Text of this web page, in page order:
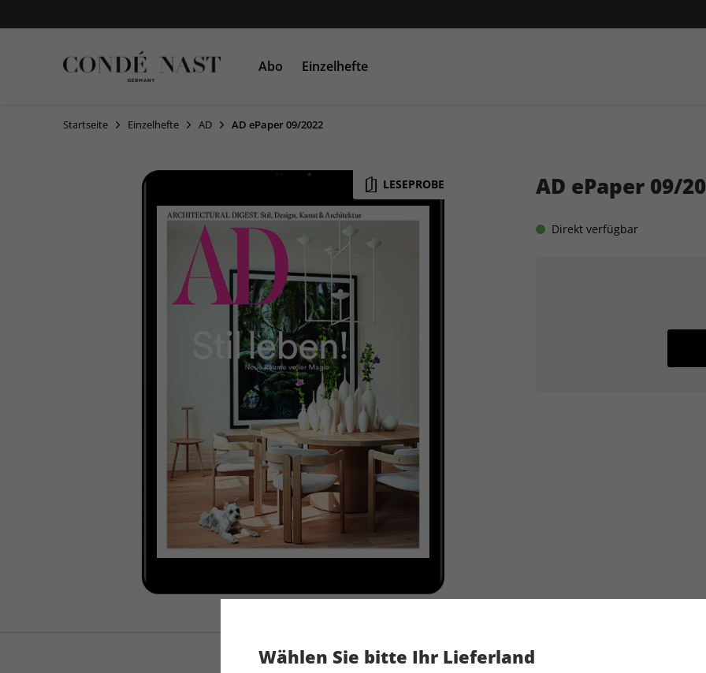
Abo Einzelhefte
Startseite Einzelhefte AD AD ePaper 09/2022
LESEPROBE AD ePaper 09/
Direkt verfügbar
Wählen Sie bitte Ihr Lieferland